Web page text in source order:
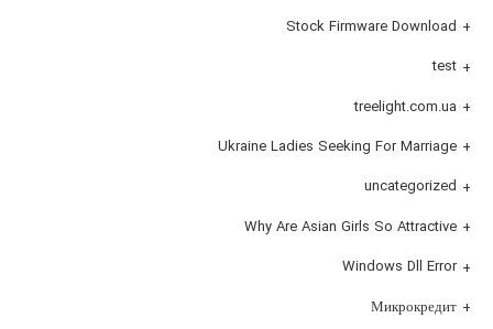
Stock Firmware Download
test
treelight.com.ua
Ukraine Ladies Seeking For Marriage
uncategorized
Why Are Asian Girls So Attractive
Windows Dll Error
Микрокредит